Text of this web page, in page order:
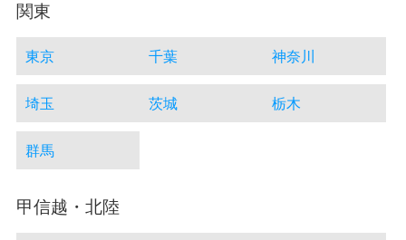
関東
東京 千葉 神奈川
埼玉 茨城 栃木
群馬
甲信越・北陸